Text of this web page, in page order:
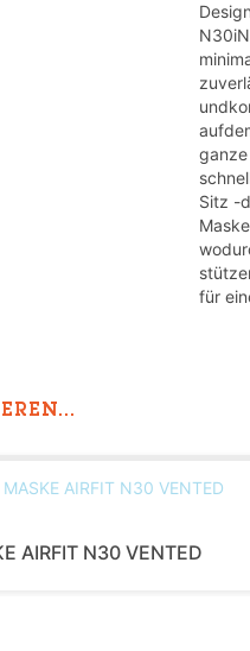
Sitz -
für
AIRFIT N30 VENTED